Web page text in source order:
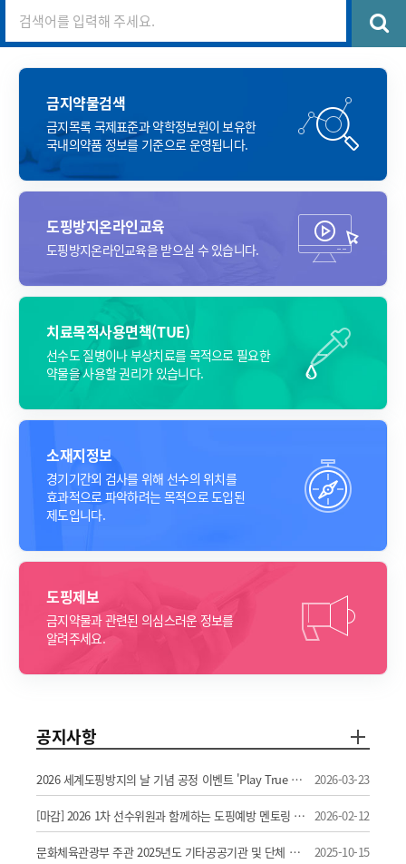
금지약물검색
금지목록 국제표준과 약학정보원이보유한
국내의약품 정보를 기준으로 운영됩니다.
도핑방지온라인교육
도핑방지온라인교육을 받으실 수 있습니다.
치료목적사용면책(TUE)
선수도 질병이나 부상치료를목적으로 필요한
약물을사용할 권리가 있습니다.
소재지정보
경기기간외 검사를 위해 선수의 위치를
효과적으로 파악하려는 목적으로 도입된
제도입니다.
도핑제보
금지약물과 관련된의심스러운 정보를
알려주세요.
공지사항
2026 세계도핑방지의 날 기념 공정 이벤트 'Play True Run' 개최 공고 2026-03-23
[마감] 2026 1차 선수위원과 함께하는 도핑예방 멘토링 개최 알림(대학생 및 취준생 선착순 신청) 2026-02-12
문화체육관광부 주관 2025년도 기타공공기관 및 단체 고객만족도 조사 관련 개인정보 제공 알림 2025-10-15